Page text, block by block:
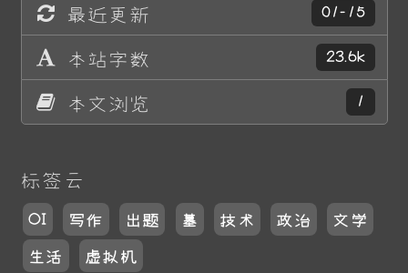
最近更新 01-15
本站字数 23.6k
本文浏览 1
标签云
OI 写作 出题 墓 技术 政治
文学
生活
虚拟机